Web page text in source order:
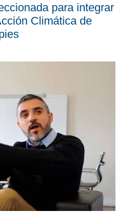
para integrar
Climática de